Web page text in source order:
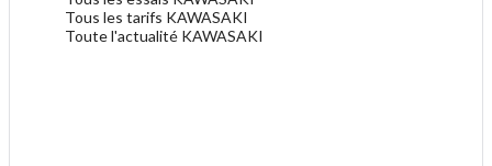
Tous les tarifs KAWASAKI
Toute l'actualité KAWASAKI